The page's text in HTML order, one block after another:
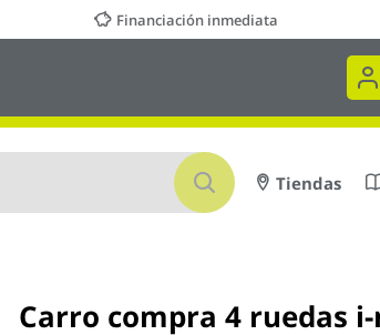
Financiación inmediata
Buscar
Tiendas
Carro compra 4 ruedas